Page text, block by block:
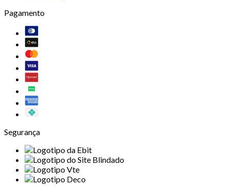
Pagamento
Segurança